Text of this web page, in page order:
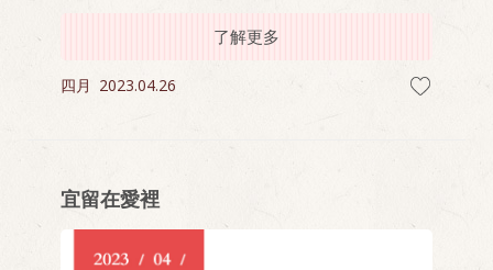
了解更多
四月 2023.04.26
宜留在愛裡